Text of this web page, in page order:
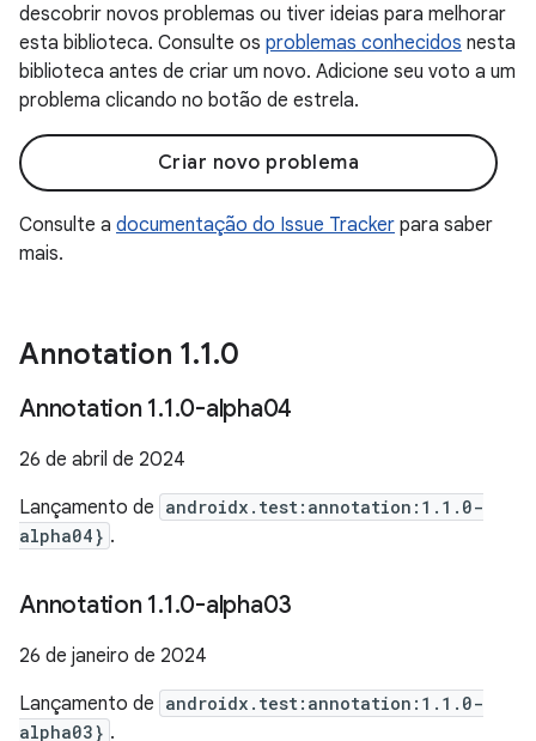
descobrir novos problemas ou tiver ideias para melhorar
esta biblioteca. Consulte os problemas conhecidos nesta
biblioteca antes de criar um novo. Adicione seu voto a um
problema clicando no botão de estrela.
Criar novo problema
Consulte a documentação do Issue Tracker para saber
mais.
Annotation 1.1.0
Annotation 1.1.0-alpha04
26 de abril de 2024
Lançamento de androidx.test:annotation:1.1.0-
alpha04} .
Annotation 1.1.0-alpha03
26 de janeiro de 2024
Lançamento de androidx.test:annotation:1.1.0-
alpha03} .